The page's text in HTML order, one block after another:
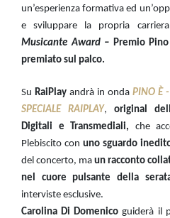
un’esperienza formativa ed
e sviluppare la propria
Musicante Award – Premio
premiato sul palco.
Su RaiPlay andrà in onda PINO È
SPECIALE RAIPLAY, original
Digitali e Transmediali, che
Plebiscito con uno sguardo
del concerto, ma un racconto
nel cuore pulsante della
interviste esclusive.
Carolina Di Domenico guiderà il